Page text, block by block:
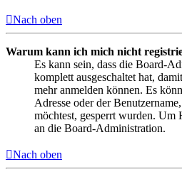
Nach oben
Warum kann ich mich nicht
Es kann sein, dass die Board-
komplett ausgeschaltet hat,
mehr anmelden können. Es
Adresse oder der
möchtest, gesperrt wurden. Um
an die Board-Administration.
Nach oben